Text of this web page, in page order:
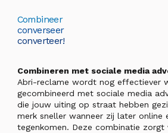
Combineer
converseer
converteer!
Combineren met sociale media
Abri-reclame wordt nog effectiever
gecombineerd met sociale media
die jouw uiting op straat hebben
merk sneller wanneer zij later online
tegenkomen. Deze combinatie zorgt